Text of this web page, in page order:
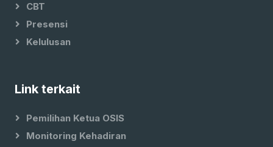
CBT
Presensi
Kelulusan
Link terkait
Pemilihan Ketua OSIS
Monitoring Kehadiran